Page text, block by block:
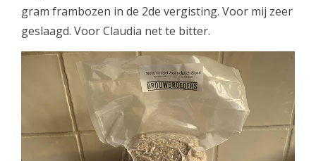
gram frambozen in de 2de vergisting. Voor mij zeer
geslaagd. Voor Claudia net te bitter.